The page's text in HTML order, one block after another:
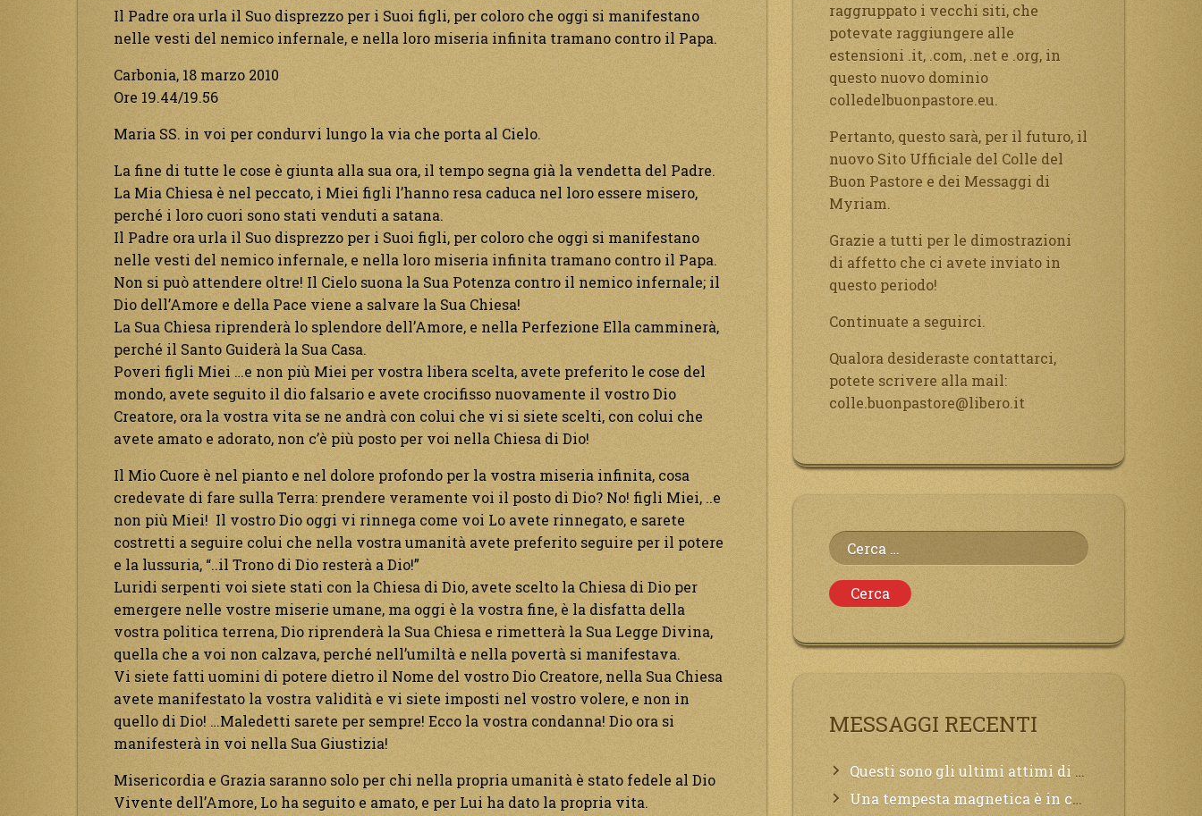
Il Padre ora urla il Suo disprezzo per i Suoi figli, per coloro che oggi si manifestano
nelle vesti del nemico infernale, e nella loro miseria infinita tramano contro il Papa.
Carbonia, 18 marzo 2010
Ore 19.44/19.56
Maria SS. in voi per condurvi lungo la via che porta al Cielo.
La fine di tutte le cose è giunta alla sua ora, il tempo segna già la vendetta del Padre.
La Mia Chiesa è nel peccato, i Miei figli l’hanno resa caduca nel loro essere misero,
perché i loro cuori sono stati venduti a satana.
Il Padre ora urla il Suo disprezzo per i Suoi figli, per coloro che oggi si manifestano
nelle vesti del nemico infernale, e nella loro miseria infinita tramano contro il Papa.
Non si può attendere oltre! Il Cielo suona la Sua Potenza contro il nemico infernale; il
Dio dell’Amore e della Pace viene a salvare la Sua Chiesa!
La Sua Chiesa riprenderà lo splendore dell’Amore, e nella Perfezione Ella camminerà,
perché il Santo Guiderà la Sua Casa.
Poveri figli Miei …e non più Miei per vostra libera scelta, avete preferito le cose del
mondo, avete seguito il dio falsario e avete crocifisso nuovamente il vostro Dio
Creatore, ora la vostra vita se ne andrà con colui che vi si siete scelti, con colui che
avete amato e adorato, non c’è più posto per voi nella Chiesa di Dio!
Il Mio Cuore è nel pianto e nel dolore profondo per la vostra miseria infinita, cosa
credevate di fare sulla Terra: prendere veramente voi il posto di Dio? No! figli Miei, ..e
non più Miei! Il vostro Dio oggi vi rinnega come voi Lo avete rinnegato, e sarete
costretti a seguire colui che nella vostra umanità avete preferito seguire per il potere
e la lussuria, “..il Trono di Dio resterà a Dio!”
Luridi serpenti voi siete stati con la Chiesa di Dio, avete scelto la Chiesa di Dio per
emergere nelle vostre miserie umane, ma oggi è la vostra fine, è la disfatta della
vostra politica terrena, Dio riprenderà la Sua Chiesa e rimetterà la Sua Legge Divina,
quella che a voi non calzava, perché nell’umiltà e nella povertà si manifestava.
Vi siete fatti uomini di potere dietro il Nome del vostro Dio Creatore, nella Sua Chiesa
avete manifestato la vostra validità e vi siete imposti nel vostro volere, e non in
quello di Dio! …Maledetti sarete per sempre! Ecco la vostra condanna! Dio ora si
manifesterà in voi nella Sua Giustizia!
Misericordia e Grazia saranno solo per chi nella propria umanità è stato fedele al Dio
Vivente dell’Amore, Lo ha seguito e amato, e per Lui ha dato la propria vita.
raggruppato i vecchi siti, che
potevate raggiungere alle
estensioni .it, .com, .net e .org, in
questo nuovo dominio
colledelbuonpastore.eu.
Pertanto, questo sarà, per il futuro, il
nuovo Sito Ufficiale del Colle del
Buon Pastore e dei Messaggi di
Myriam.
Grazie a tutti per le dimostrazioni
di affetto che ci avete inviato in
questo periodo!
Continuate a seguirci.
Qualora desideraste contattarci,
potete scrivere alla mail:
colle.buonpastore@libero.it
Ricerca
per:
MESSAGGI RECENTI
Questi sono gli ultimi attimi di vita, chi si vuole salvare Mi chiami in suo aiuto.
Una tempesta magnetica è in corso, questa generazione patirà. Il black out non tarderà ad arrivare e tutta la Terra sarà oscurata.